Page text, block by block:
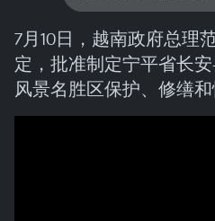
7月10日，越南政府总理
定，批准制定宁平省长
风景名胜区保护、修缮和